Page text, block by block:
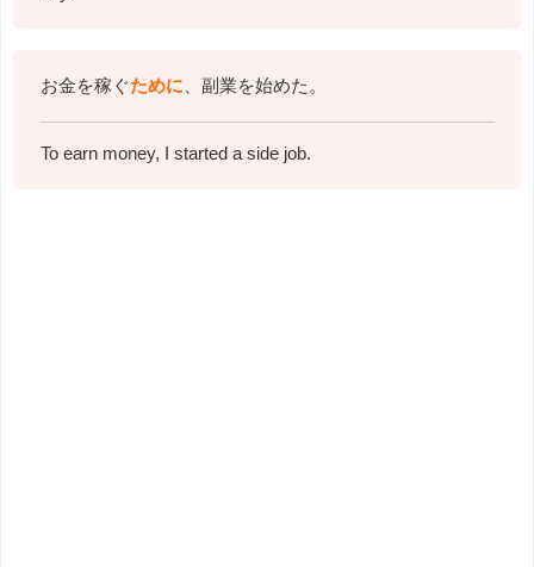
お金を稼ぐために 、副業を始めた。
To earn money, I started a side job.